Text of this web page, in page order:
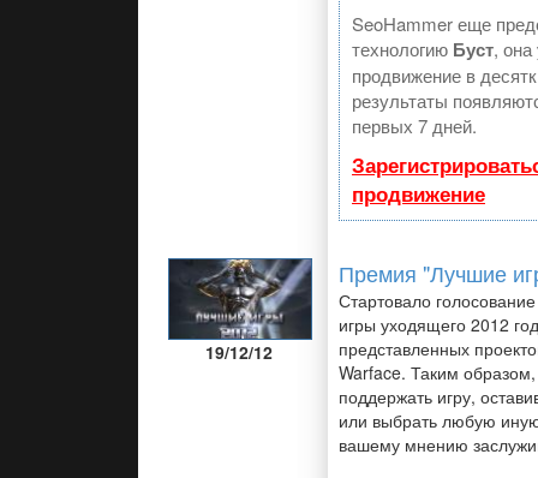
SeoHammer еще
технологию Буст, она
продвижение в
результаты
первых 7 дней.
продвижение
19/12/12
Премия "Лучшие
Стартовало
игры уходящего 2012
представленных
Warface. Таким
поддержать игру,
или выбрать любую
вашему мнению